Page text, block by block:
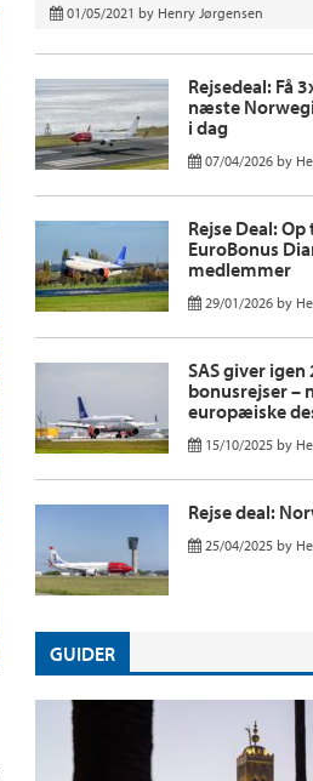
01/05/2021 by Henry Jørgensen
Rejsedeal: Få
næste
i dag
07/04/2026 by
Rejse Deal:
EuroBonus
medlemmer
29/01/2026 by
SAS giver
bonusrejser –
europæiske
15/10/2025 by
Rejse deal:
25/04/2025 by
GUIDER